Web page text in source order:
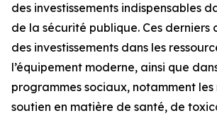
des investissements indispensables
de la sécurité publique. Ces derniers
des investissements dans les
l’équipement moderne, ainsi que
programmes sociaux, notamment les
soutien en matière de santé, de